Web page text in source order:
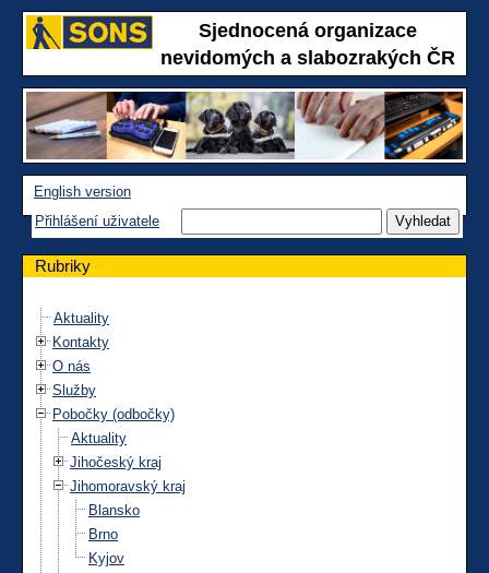
Sjednocená organizace
nevidomých a slabozrakých ČR
English version
Přihlášení uživatele
Rubriky
Aktuality
Kontakty
O nás
Služby
Pobočky (odbočky)
Aktuality
Jihočeský kraj
Jihomoravský kraj
Blansko
Brno
Kyjov